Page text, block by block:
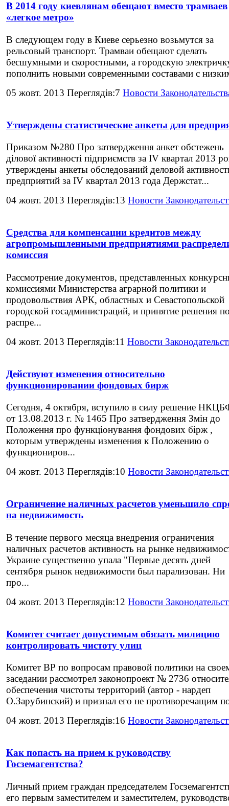
В 2014 году киевлянам обещают вместо трамваев
«легкое метро»
В следующем году в Киеве серьезно возьмутся за
рельсовый транспорт. Трамваи обещают сделать
бесшумными и скоростными, а городскую
пополнить новыми современными составами с
05 жовт. 2013 Переглядів:7 Новости
Утверждены статистические анкеты для
Приказом №280 Про затвердження анкет обстежень
ділової активності підприємств за ІV квартал 2013
утверждены анкеты обследований деловой
предприятий за IV квартал 2013 года Держстат...
04 жовт. 2013 Переглядів:13 Новости
Средства для компенсации кредитов между
агропромышленными предприятиями
комиссия
Рассмотрение документов, представленных
комиссиями Министерства аграрной политики и
продовольствия АРК, областных и Севастопольской
городской госадминистраций, и принятие решения
распре...
04 жовт. 2013 Переглядів:11 Новости
Действуют изменения относительно
функционировании фондовых бирж
Сегодня, 4 октября, вступило в силу решение
от 13.08.2013 г. № 1465 Про затвердження Змін до
Положення про функціонування фондових бірж ,
которым утверждены изменения к Положению о
функциониров...
04 жовт. 2013 Переглядів:10 Новости
Ограничение наличных расчетов уменьшило
на недвижимость
В течение первого месяца внедрения ограничения
наличных расчетов активность на рынке
Украине существенно упала "Первые десять дней
сентября рынок недвижимости был парализован. Ни
про...
04 жовт. 2013 Переглядів:12 Новости
Комитет считает допустимым обязать милицию
контролировать чистоту улиц
Комитет ВР по вопросам правовой политики на
заседании рассмотрел законопроект № 2736
обеспечения чистоты территорий (автор - нардеп
О.Зарубинский) и признал его не противоречащим
04 жовт. 2013 Переглядів:16 Новости
Как попасть на прием к руководству
Госземагентства?
Личный прием граждан председателем
его первым заместителем и заместителем,